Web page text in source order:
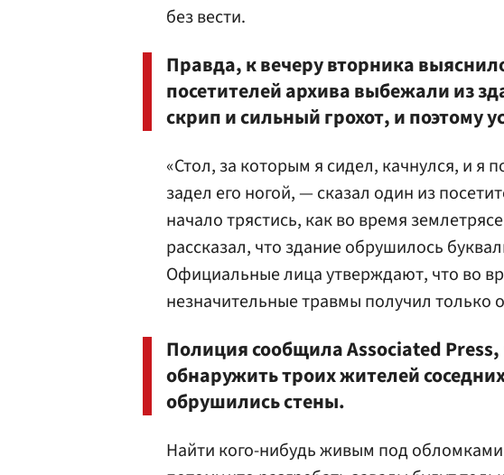
без вести.
Правда, к вечеру вторника
посетителей архива выбежали из
скрип и сильный грохот, и поэтому
«Стол, за которым я сидел, качнулся, и я
задел его ногой, — сказал один из
начало трястись, как во время
рассказал, что здание обрушилось
Официальные лица утверждают, что во
незначительные травмы получил только
Полиция сообщила Associated Press,
обнаружить троих жителей
обрушились стены.
Найти кого-нибудь живым под